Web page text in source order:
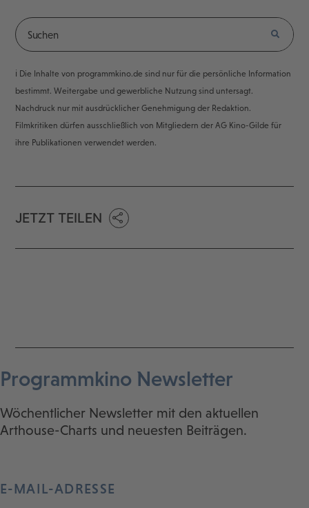
ℹ️ Die Inhalte von programmkino.de sind nur für die persönliche Information
bestimmt. Weitergabe und gewerbliche Nutzung sind untersagt.
Nachdruck nur mit ausdrücklicher Genehmigung der Redaktion.
Filmkritiken dürfen ausschließlich von Mitgliedern der AG Kino-Gilde für
ihre Publikationen verwendet werden.
JETZT TEILEN
Programmkino Newsletter
Wöchentlicher Newsletter mit den aktuellen
Arthouse-Charts und neuesten Beiträgen.
E-MAIL-ADRESSE